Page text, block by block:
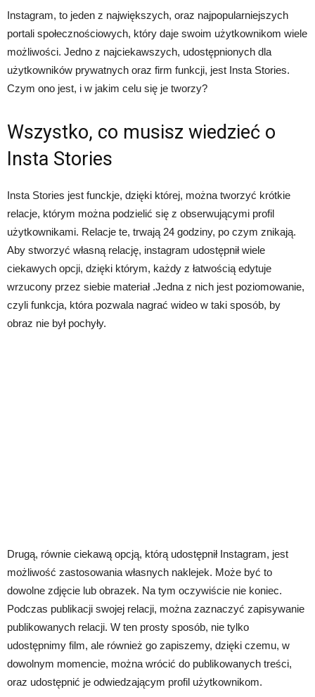
Instagram, to jeden z największych, oraz najpopularniejszych
portali społecznościowych, który daje swoim użytkownikom wiele
możliwości. Jedno z najciekawszych, udostępnionych dla
użytkowników prywatnych oraz firm funkcji, jest Insta Stories.
Czym ono jest, i w jakim celu się je tworzy?
Wszystko, co musisz wiedzieć o
Insta Stories
Insta Stories jest funckje, dzięki której, można tworzyć krótkie
relacje, którym można podzielić się z obserwującymi profil
użytkownikami. Relacje te, trwają 24 godziny, po czym znikają.
Aby stworzyć własną relację, instagram udostępnił wiele
ciekawych opcji, dzięki którym, każdy z łatwością edytuje
wrzucony przez siebie materiał .Jedna z nich jest poziomowanie,
czyli funkcja, która pozwala nagrać wideo w taki sposób, by
obraz nie był pochyły.
Drugą, równie ciekawą opcją, którą udostępnił Instagram, jest
możliwość zastosowania własnych naklejek. Może być to
dowolne zdjęcie lub obrazek. Na tym oczywiście nie koniec.
Podczas publikacji swojej relacji, można zaznaczyć zapisywanie
publikowanych relacji. W ten prosty sposób, nie tylko
udostępnimy film, ale również go zapiszemy, dzięki czemu, w
dowolnym momencie, można wrócić do publikowanych treści,
oraz udostępnić je odwiedzającym profil użytkownikom.